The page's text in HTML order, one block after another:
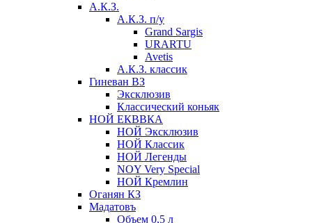
А.К.З.
А.К.З. п/у
Grand Sargis
URARTU
Avetis
А.К.З. классик
Гиневан ВЗ
Эксклюзив
Классический коньяк
НОЙ ЕКВВКА
НОЙ Эксклюзив
НОЙ Классик
НОЙ Легенды
NOY Very Speсial
НОЙ Кремлин
Оганян КЗ
Мадатовъ
Объем 0,5 л